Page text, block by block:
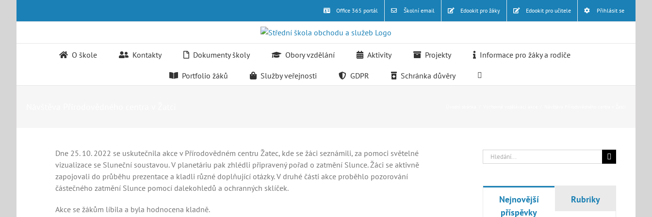
Office 365 portál Školní email Edookit pro žáky Edookit pro učitele Přihlásit se
O škole Kontakty Dokumenty školy Obory vzdělání Aktivity Projekty Informace pro žáky a rodiče
Portfolio žáků Služby veřejnosti GDPR Schránka důvěry
Dne 25. 10. 2022 se uskutečnila akce v Přírodovědném centru Žatec, kde se žáci seznámili, za pomoci světelné
vizualizace se Sluneční soustavou. V planetáriu pak zhlédli připravený pořad o zatmění Slunce. Žáci se aktivně
zapojovali do průběhu prezentace a kladli různé doplňující otázky. V druhé části akce proběhlo pozorování
částečného zatmění Slunce pomocí dalekohledů a ochranných sklíček.
Akce se žákům líbila a byla hodnocena kladně.
Hledat:
Nejnovější
příspěvky
Rubriky